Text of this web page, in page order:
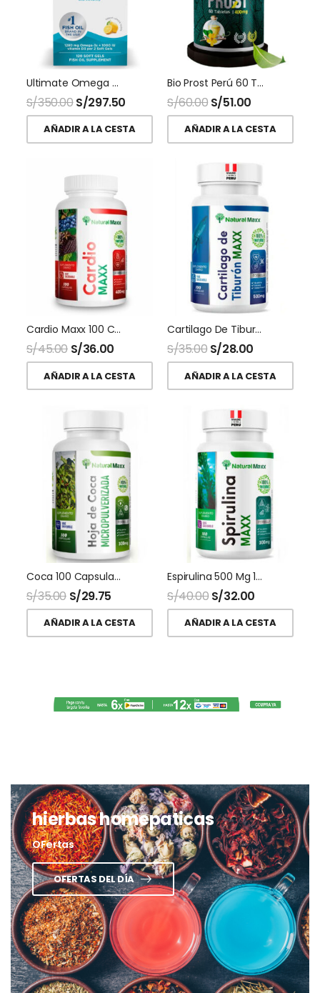
Ultimate Omega D3 120 Softgel Nordic Naturals
S/350.00S/297.50
AÑADIR A LA CESTA
Bio Prost Perú 60 Tabletas Inpra
S/60.00 S/51.00
AÑADIR A LA CESTA
Cardio Maxx 100 Capsulas Naturalmaxx
S/45.00 S/36.00
AÑADIR A LA CESTA
Cartilago De Tiburon 500 Mg 100 Capsulas Naturalmaxx
S/35.00 S/28.00
AÑADIR A LA CESTA
Coca 100 Capsulas Naturalmaxx
S/35.00 S/29.75
AÑADIR A LA CESTA
Espirulina 500 Mg 100 Capsulas Naturalmaxx
S/40.00 S/32.00
AÑADIR A LA CESTA
hierbas homepaticas
OFertas
OFERTAS DEL DÍA